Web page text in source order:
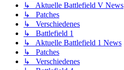
↳ Aktuelle Battlefield V News
↳ Patches
↳ Verschiedenes
↳ Battlefield 1
↳ Aktuelle Battlefield 1 News
↳ Patches
↳ Verschiedenes